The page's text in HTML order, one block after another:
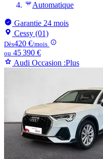
Automatique
Garantie 24 mois
Cessy (01)
Dès420 €/mois
ou 45 390 €
Audi Occasion :Plus